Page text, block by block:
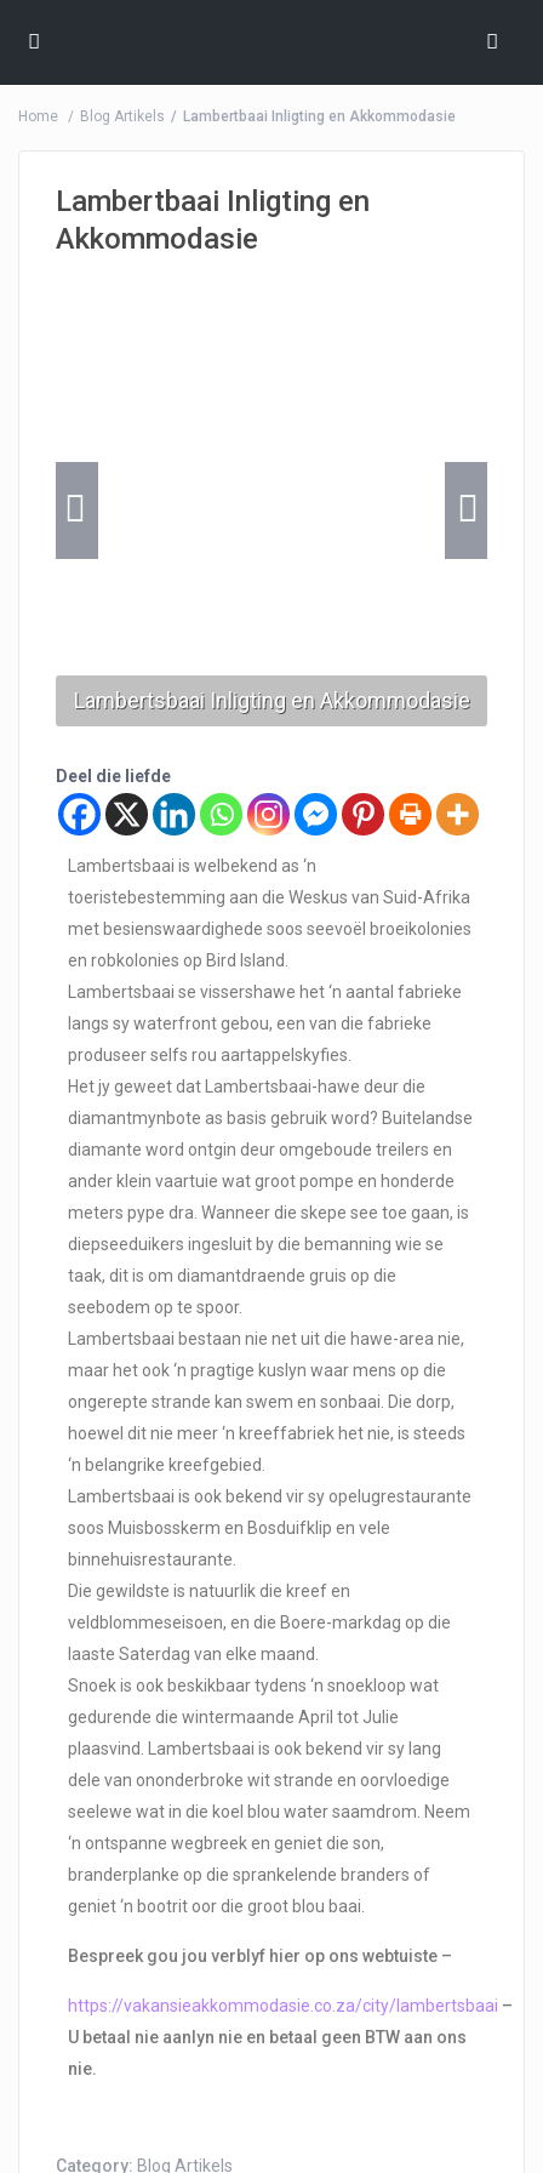
Home Blog Artikels Lambertbaai Inligting en Akkommodasie
Lambertbaai Inligting en
Akkommodasie
Lambertsbaai Inligting en Akkommodasie
Deel die liefde
Lambertsbaai is welbekend as ‘n
toeristebestemming aan die Weskus van Suid-Afrika
met besienswaardighede soos seevoël broeikolonies
en robkolonies op Bird Island.
Lambertsbaai se vissershawe het ‘n aantal fabrieke
langs sy waterfront gebou, een van die fabrieke
produseer selfs rou aartappelskyfies.
Het jy geweet dat Lambertsbaai-hawe deur die
diamantmynbote as basis gebruik word? Buitelandse
diamante word ontgin deur omgeboude treilers en
ander klein vaartuie wat groot pompe en honderde
meters pype dra. Wanneer die skepe see toe gaan, is
diepseeduikers ingesluit by die bemanning wie se
taak, dit is om diamantdraende gruis op die
seebodem op te spoor.
Lambertsbaai bestaan nie net uit die hawe-area nie,
maar het ook ‘n pragtige kuslyn waar mens op die
ongerepte strande kan swem en sonbaai. Die dorp,
hoewel dit nie meer ‘n kreeffabriek het nie, is steeds
‘n belangrike kreefgebied.
Lambertsbaai is ook bekend vir sy opelugrestaurante
soos Muisbosskerm en Bosduifklip en vele
binnehuisrestaurante.
Die gewildste is natuurlik die kreef en
veldblommeseisoen, en die Boere-markdag op die
laaste Saterdag van elke maand.
Snoek is ook beskikbaar tydens ‘n snoekloop wat
gedurende die wintermaande April tot Julie
plaasvind. Lambertsbaai is ook bekend vir sy lang
dele van ononderbroke wit strande en oorvloedige
seelewe wat in die koel blou water saamdrom. Neem
‘n ontspanne wegbreek en geniet die son,
branderplanke op die sprankelende branders of
geniet ‘n bootrit oor die groot blou baai.
Bespreek gou jou verblyf hier op ons webtuiste –
https://vakansieakkommodasie.co.za/city/lambertsbaai –
U betaal nie aanlyn nie en betaal geen BTW aan ons
nie.
Category: Blog Artikels